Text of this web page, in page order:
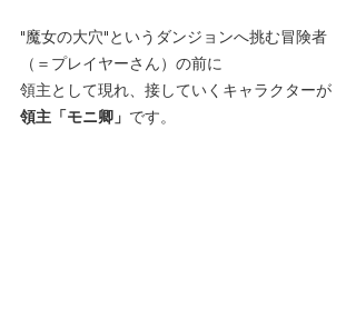
"魔女の大穴"というダンジョンへ挑む冒険者
（＝プレイヤーさん）の前に
領主として現れ、接していくキャラクターが
領主「モニ卿」 です。